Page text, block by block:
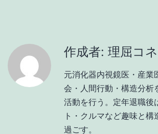
作成者: 理屈コ
元消化器内視鏡医・産業
会・人間行動・構造分析
活動を行う。定年退職後
ト・クルマなど趣味と構
過ごす。